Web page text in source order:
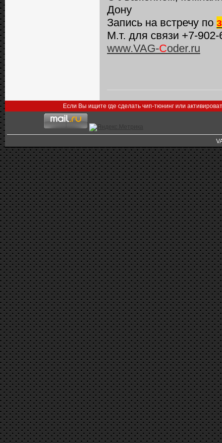
Дону
Запись на встречу по
М.т. для связи +7-
www.VAG-Coder.ru
Если Вы ищите где сделать чип-тюнинг или